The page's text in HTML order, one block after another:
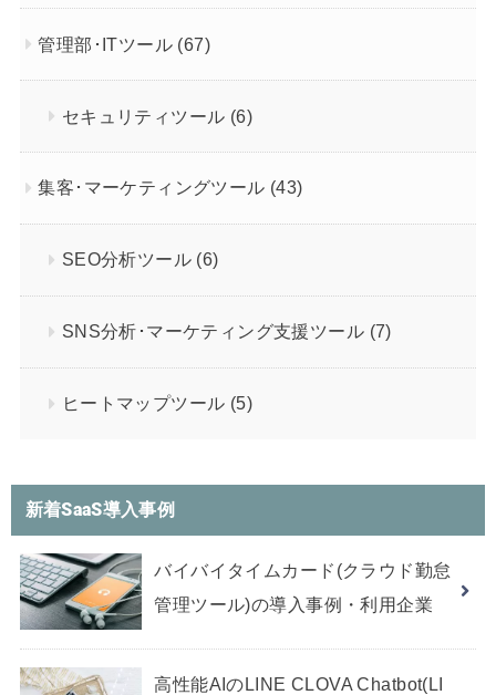
管理部･ITツール (67)
セキュリティツール (6)
集客･マーケティングツール (43)
SEO分析ツール (6)
SNS分析･マーケティング支援ツール (7)
ヒートマップツール (5)
新着SaaS導入事例
バイバイタイムカード(クラウド勤怠
管理ツール)の導入事例・利用企業
高性能AIのLINE CLOVA Chatbot(LI